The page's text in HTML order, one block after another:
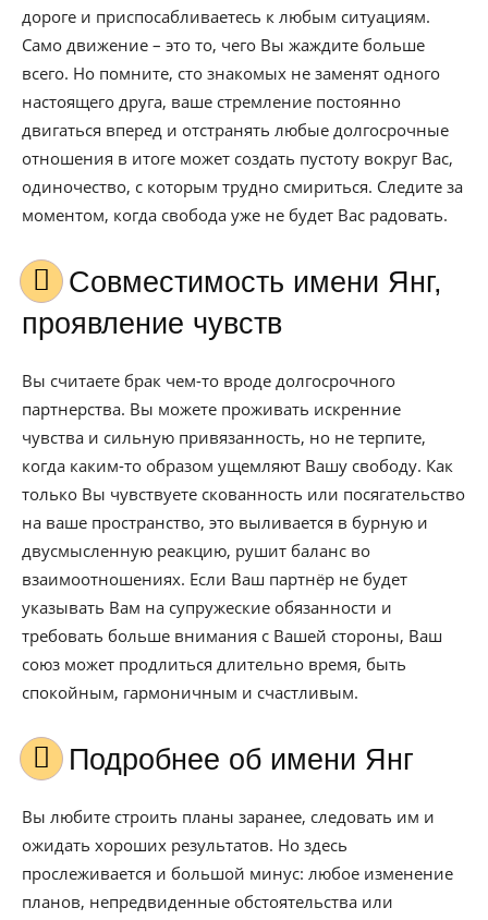
дороге и приспосабливаетесь к любым ситуациям.
Само движение – это то, чего Вы жаждите больше
всего. Но помните, сто знакомых не заменят одного
настоящего друга, ваше стремление постоянно
двигаться вперед и отстранять любые долгосрочные
отношения в итоге может создать пустоту вокруг Вас,
одиночество, с которым трудно смириться. Следите за
моментом, когда свобода уже не будет Вас радовать.
Совместимость имени Янг,
проявление чувств
Вы считаете брак чем-то вроде долгосрочного
партнерства. Вы можете проживать искренние
чувства и сильную привязанность, но не терпите,
когда каким-то образом ущемляют Вашу свободу. Как
только Вы чувствуете скованность или посягательство
на ваше пространство, это выливается в бурную и
двусмысленную реакцию, рушит баланс во
взаимоотношениях. Если Ваш партнёр не будет
указывать Вам на супружеские обязанности и
требовать больше внимания с Вашей стороны, Ваш
союз может продлиться длительно время, быть
спокойным, гармоничным и счастливым.
Подробнее об имени Янг
Вы любите строить планы заранее, следовать им и
ожидать хороших результатов. Но здесь
прослеживается и большой минус: любое изменение
планов, непредвиденные обстоятельства или